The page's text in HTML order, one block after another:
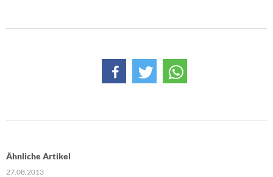
Ähnliche Artikel
27.08.2013